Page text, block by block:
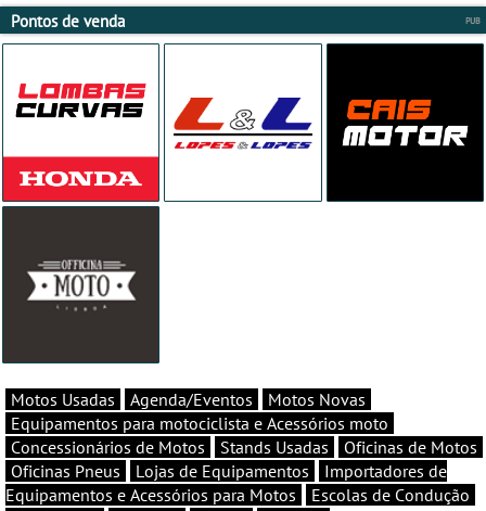
Pontos de venda
Motos Usadas Agenda/Eventos
Motos Novas
Equipamentos para motociclista e Acessórios moto
Concessionários de Motos
Stands Usadas
Oficinas de Motos
Oficinas Pneus
Lojas de Equipamentos
Importadores de
Equipamentos e Acessórios para Motos
Escolas de Condução